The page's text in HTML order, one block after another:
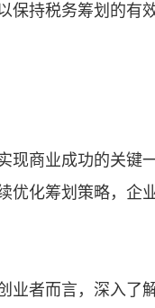
保持税务筹划的有
现商业成功的关键
优化筹划策略，企
业者而言，深入了